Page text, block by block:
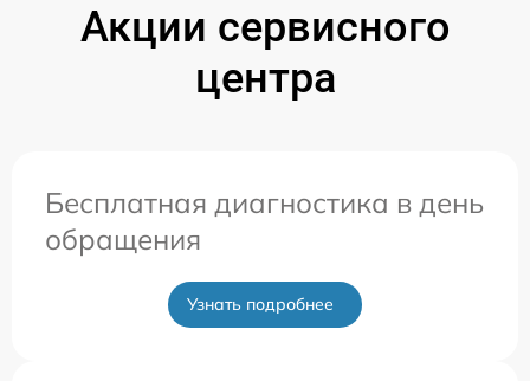
Акции сервисного
центра
Бесплатная диагностика в день
обращения
Узнать подробнее